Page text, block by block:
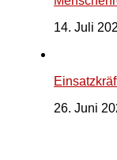
14. Juli
26. Juni